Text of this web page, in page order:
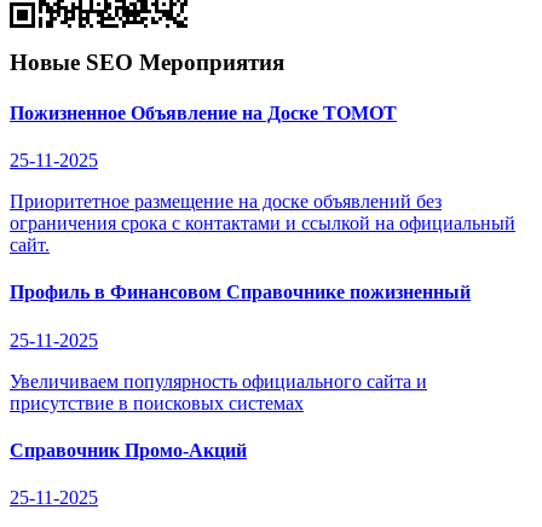
Новые SEO Мероприятия
Пожизненное Объявление на Доске ТОМОТ
25-11-2025
Приоритетное размещение на доске объявлений без
ограничения срока с контактами и ссылкой на официальный
сайт.
Профиль в Финансовом Справочнике пожизненный
25-11-2025
Увеличиваем популярность официального сайта и
присутствие в поисковых системах
Справочник Промо-Акций
25-11-2025